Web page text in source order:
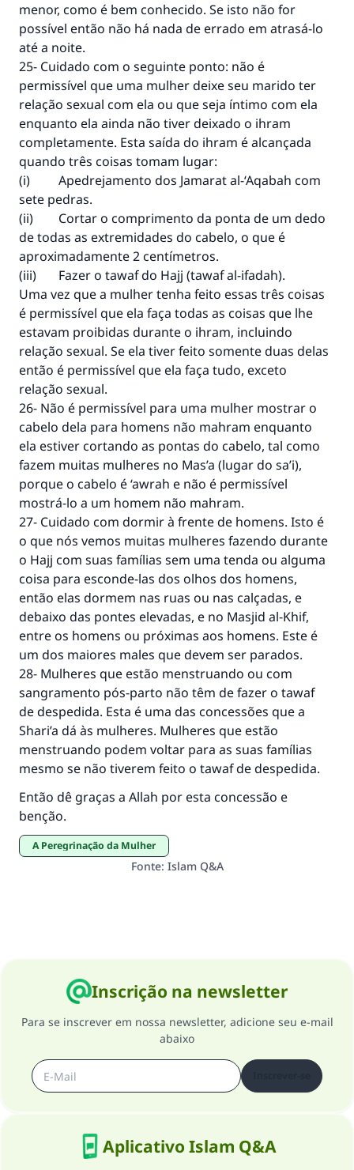
menor, como é bem conhecido. Se isto não for
possível então não há nada de errado em atrasá-lo
até a noite.
25- Cuidado com o seguinte ponto: não é
permissível que uma mulher deixe seu marido ter
relação sexual com ela ou que seja íntimo com ela
enquanto ela ainda não tiver deixado o ihram
completamente. Esta saída do ihram é alcançada
quando três coisas tomam lugar:
(i) Apedrejamento dos Jamarat al-‘Aqabah com
sete pedras.
(ii) Cortar o comprimento da ponta de um dedo
de todas as extremidades do cabelo, o que é
aproximadamente 2 centímetros.
(iii) Fazer o tawaf do Hajj (tawaf al-ifadah).
Uma vez que a mulher tenha feito essas três coisas
é permissível que ela faça todas as coisas que lhe
estavam proibidas durante o ihram, incluindo
relação sexual. Se ela tiver feito somente duas delas
então é permissível que ela faça tudo, exceto
relação sexual.
26- Não é permissível para uma mulher mostrar o
cabelo dela para homens não mahram enquanto
ela estiver cortando as pontas do cabelo, tal como
fazem muitas mulheres no Mas’a (lugar do sa’i),
porque o cabelo é ‘awrah e não é permissível
mostrá-lo a um homem não mahram.
27- Cuidado com dormir à frente de homens. Isto é
o que nós vemos muitas mulheres fazendo durante
o Hajj com suas famílias sem uma tenda ou alguma
coisa para esconde-las dos olhos dos homens,
então elas dormem nas ruas ou nas calçadas, e
debaixo das pontes elevadas, e no Masjid al-Khif,
entre os homens ou próximas aos homens. Este é
um dos maiores males que devem ser parados.
28- Mulheres que estão menstruando ou com
sangramento pós-parto não têm de fazer o tawaf
de despedida. Esta é uma das concessões que a
Shari’a dá às mulheres. Mulheres que estão
menstruando podem voltar para as suas famílias
mesmo se não tiverem feito o tawaf de despedida.
Então dê graças a Allah por esta concessão e
benção.
A Peregrinação da Mulher
Fonte: Islam Q&A
Inscrição na newsletter
Para se inscrever em nossa newsletter, adicione seu e-mail
abaixo
Aplicativo Islam Q&A